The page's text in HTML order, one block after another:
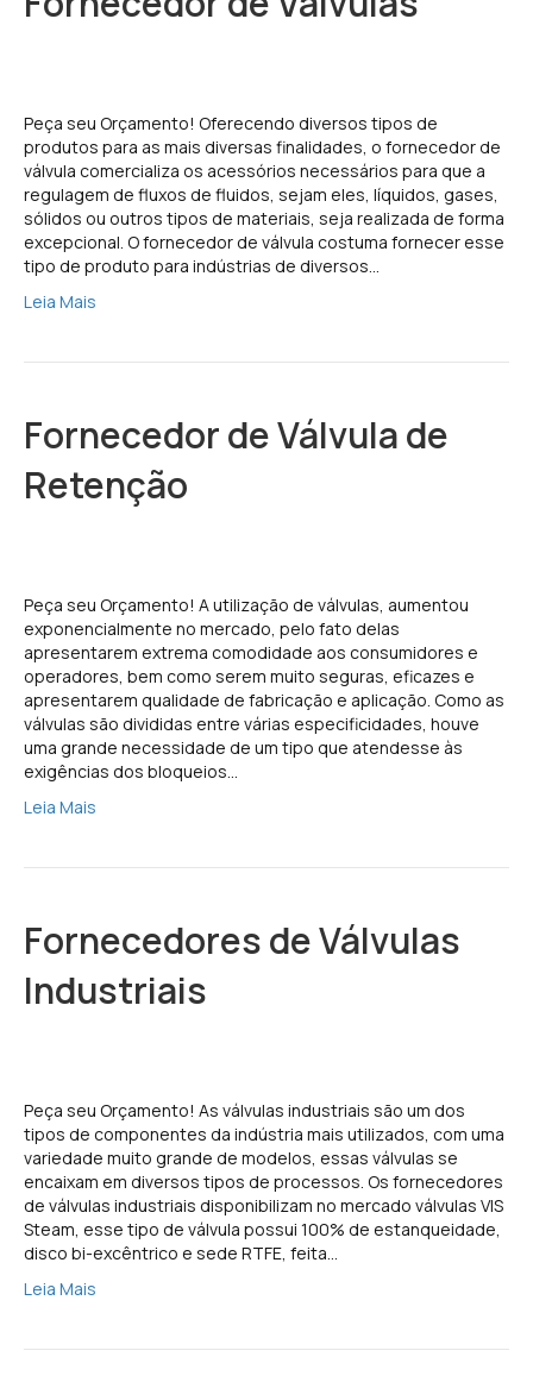
Peça seu Orçamento! Oferecendo diversos tipos de
produtos para as mais diversas finalidades, o fornecedor de
válvula comercializa os acessórios necessários para que a
regulagem de fluxos de fluidos, sejam eles, líquidos, gases,
sólidos ou outros tipos de materiais, seja realizada de forma
excepcional. O fornecedor de válvula costuma fornecer esse
tipo de produto para indústrias de diversos…
Leia Mais
Fornecedor de Válvula de
Retenção
Peça seu Orçamento! A utilização de válvulas, aumentou
exponencialmente no mercado, pelo fato delas
apresentarem extrema comodidade aos consumidores e
operadores, bem como serem muito seguras, eficazes e
apresentarem qualidade de fabricação e aplicação. Como as
válvulas são divididas entre várias especificidades, houve
uma grande necessidade de um tipo que atendesse às
exigências dos bloqueios…
Leia Mais
Fornecedores de Válvulas
Industriais
Peça seu Orçamento! As válvulas industriais são um dos
tipos de componentes da indústria mais utilizados, com uma
variedade muito grande de modelos, essas válvulas se
encaixam em diversos tipos de processos. Os fornecedores
de válvulas industriais disponibilizam no mercado válvulas VIS
Steam, esse tipo de válvula possui 100% de estanqueidade,
disco bi-excêntrico e sede RTFE, feita…
Leia Mais